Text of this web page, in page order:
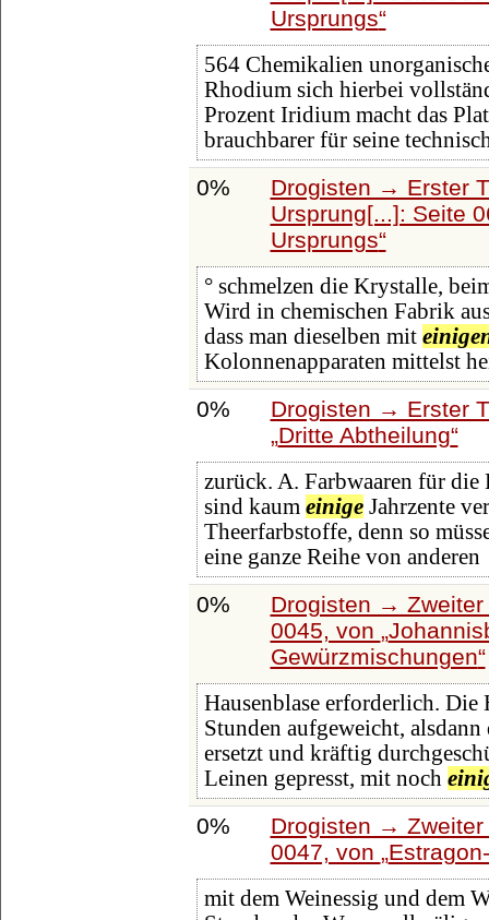
Ursprungs
564 Chemikalien
Rhodium sich hierbei
Prozent Iridium macht das
brauchbarer für seine
0%
Drogisten → Erster
Ursprung[...]: Seite
Ursprungs
° schmelzen die Krystalle,
Wird in chemischen Fabrik
dass man dieselben mit
Kolonnenapparaten mittelst
0%
Drogisten → Erster
Dritte Abtheilung
zurück. A. Farbwaaren für
sind kaum einigeJahrzente
Theerfarbstoffe, denn so
eine ganze Reihe von anderen
0%
Drogisten →
0045, von
Gewürzmischungen
Hausenblase erforderlich. Die
Stunden aufgeweicht, alsdann
ersetzt und kräftig
Leinen gepresst, mit noch
0%
Drogisten →
0047, von
mit dem Weinessig und dem